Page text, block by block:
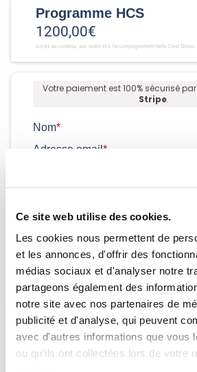
Ce site web utilise des cookies.
Les cookies nous permettent de
et les annonces, d'offrir des
médias sociaux et d'analyser notre
partageons également des
notre site avec nos partenaires de
publicité et d'analyse, qui peuvent
avec d'autres informations que vous
ou qu'ils ont collectées lors de votre
Programme HCS
1200,00€
Accès au contenu, aux outils et à l'accompagnement Hello C'est Simon.
Votre paiement est 100% sécurisé
Stripe.
Nom*
Adresse email*
Paiements 100% sûrs et sécurisés.